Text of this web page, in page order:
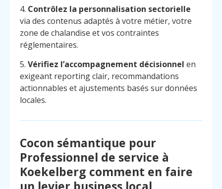
Contact
4. Contrôlez la personnalisation sectorielle
via des contenus adaptés à votre métier, votre
zone de chalandise et vos contraintes
réglementaires.
5. Vérifiez l’accompagnement décisionnel en
exigeant reporting clair, recommandations
actionnables et ajustements basés sur données
locales.
Cocon sémantique pour
Professionnel de service à
Koekelberg comment en faire